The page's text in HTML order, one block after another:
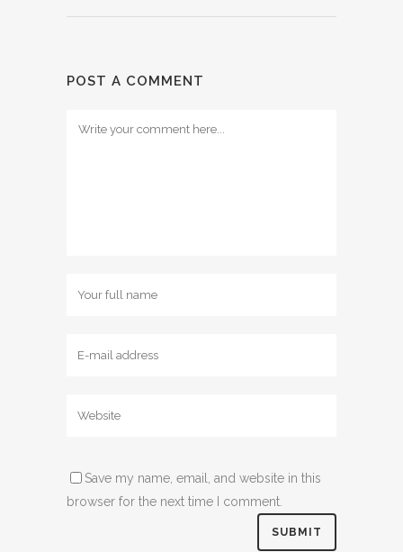
POST A COMMENT
Save my name, email, and website in this
browser for the next time I comment.